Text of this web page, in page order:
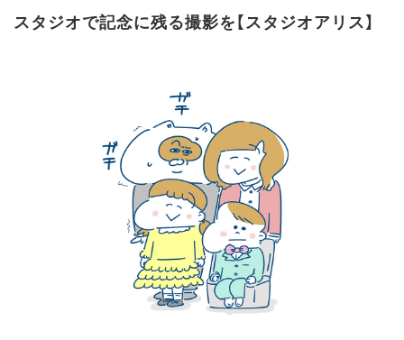
スタジオで記念に残る撮影を【スタジオアリス】